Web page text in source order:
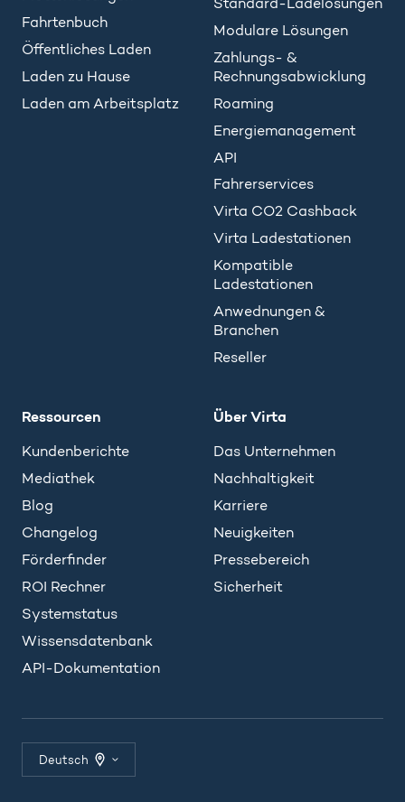
Fahrtenbuch
Öffentliches Laden
Laden zu Hause
Laden am Arbeitsplatz
Modulare Lösungen
Zahlungs- &
Rechnungsabwicklung
Roaming
Energiemanagement
API
Fahrerservices
Virta CO2 Cashback
Virta Ladestationen
Kompatible
Ladestationen
Anwednungen &
Branchen
Reseller
Ressourcen
Kundenberichte
Mediathek
Blog
Changelog
Förderfinder
ROI Rechner
Systemstatus
Wissensdatenbank
API-Dokumentation
Über Virta
Das Unternehmen
Nachhaltigkeit
Karriere
Neuigkeiten
Pressebereich
Sicherheit
Deutsch